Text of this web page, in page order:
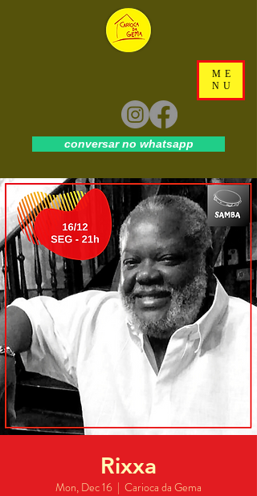
ME
NU
conversar no whatsapp
Rixxa
Mon, Dec 16
  |
Carioca da Gema